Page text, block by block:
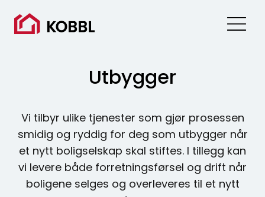
content
Utbygger
Vi tilbyr ulike tjenester som gjør prosessen
smidig og ryddig for deg som utbygger når
et nytt boligselskap skal stiftes. I tillegg kan
vi levere både forretningsførsel og drift når
boligene selges og overleveres til et nytt